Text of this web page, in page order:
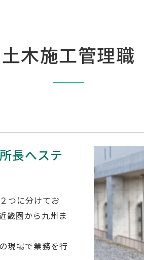
土木施工管理職
長へステ
つに分けてお
畿圏から九州ま
現場で業務を行